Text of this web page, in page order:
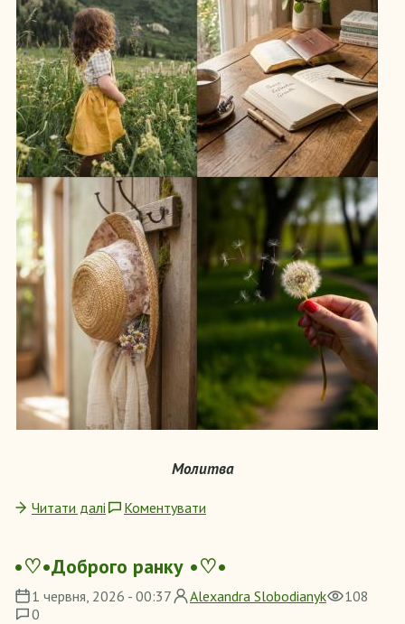
Молитва
Читати далі Коментувати
•♡•Доброго ранку •♡•
1 червня, 2026 - 00:37 Alexandra Slobodianyk
108
0